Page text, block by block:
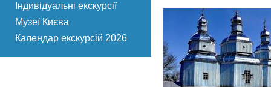
Індивідуальні екскурсії
Музеї Києва
Календар екскурсій 2026